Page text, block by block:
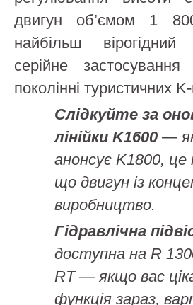
двигун об’ємом 1
найбільш
серійне
поколінні туристичних
Слідкуйте за
лінійки K1600 —
анонсує K1800,
що двигун із
виробництво.
Гідравлічна
доступна на R
RT — якщо вас
функція зараз,